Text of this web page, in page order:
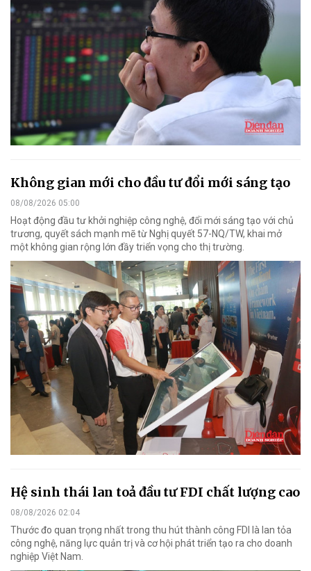
Không gian mới cho đầu tư đổi mới sáng tạo
08/08/2026 05:00
Hoạt động đầu tư khởi nghiệp công nghệ, đổi mới sáng tạo với chủ
trương, quyết sách mạnh mẽ từ Nghị quyết 57-NQ/TW, khai mở
một không gian rộng lớn đầy triển vọng cho thị trường.
Hệ sinh thái lan toả đầu tư FDI chất lượng cao
08/08/2026 02:04
Thước đo quan trọng nhất trong thu hút thành công FDI là lan tỏa
công nghệ, năng lực quản trị và cơ hội phát triển tạo ra cho doanh
nghiệp Việt Nam.